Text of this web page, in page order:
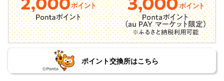
ポイント交換所はこちら